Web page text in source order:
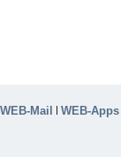
WEB-Mail | WEB-Apps